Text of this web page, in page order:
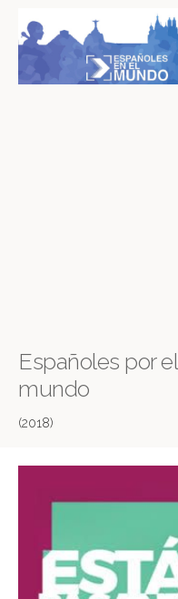
Españoles por el
mundo
(2018)